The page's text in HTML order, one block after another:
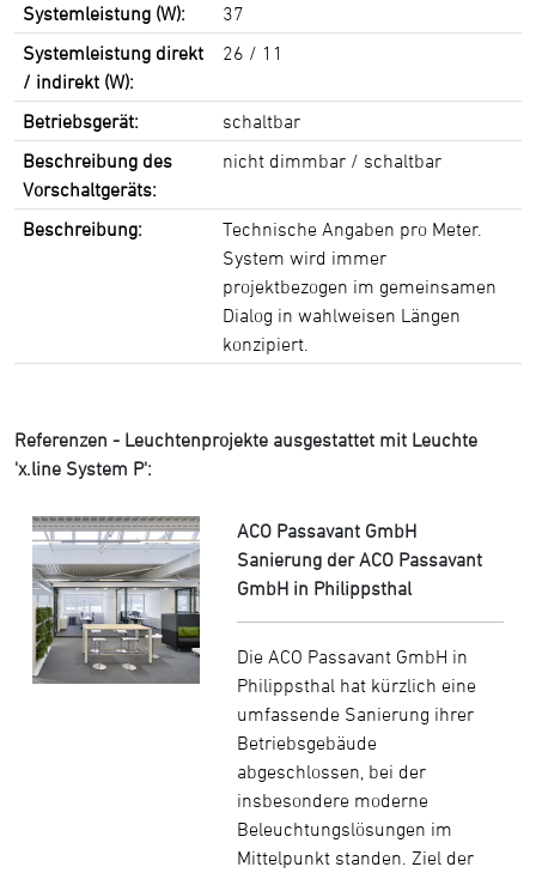
Systemleistung (W):
37
Systemleistung direkt
/ indirekt (W):
26 / 11
Betriebsgerät:
schaltbar
Beschreibung des
Vorschaltgeräts:
nicht dimmbar / schaltbar
Beschreibung:
Technische Angaben pro Meter.
System wird immer
projektbezogen im gemeinsamen
Dialog in wahlweisen Längen
konzipiert.
Referenzen - Leuchtenprojekte ausgestattet mit Leuchte
'x.line System P':
ACO Passavant GmbH
Sanierung der ACO Passavant
GmbH in Philippsthal
Die ACO Passavant GmbH in
Philippsthal hat kürzlich eine
umfassende Sanierung ihrer
Betriebsgebäude
abgeschlossen, bei der
insbesondere moderne
Beleuchtungslösungen im
Mittelpunkt standen. Ziel der